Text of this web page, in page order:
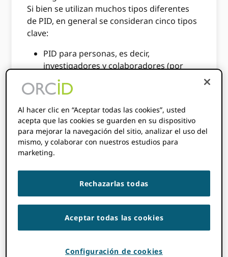
Si bien se utilizan muchos tipos diferentes
de PID, en general se consideran cinco tipos
clave:
PID para personas, es decir,
investigadores y colaboradores (por
ejemplo, ORCID identificaciones)
PID para objetos digitales como
publicaciones (por ejemplo, DOI)
PID para actividades de investigación
(por ejemplo, RAiD),
PID para subvenciones y premios de
investigación (por ejemplo, ROR ID)
En esta publicación, discutiremos qué es
Registro de Organizaciones de
Al hacer clic en “Aceptar todas las cookies”, usted
acepta que las cookies se guarden en su dispositivo
para mejorar la navegación del sitio, analizar el uso del
mismo, y colaborar con nuestros estudios para
marketing.
Rechazarlas todas
Aceptar todas las cookies
Configuración de cookies